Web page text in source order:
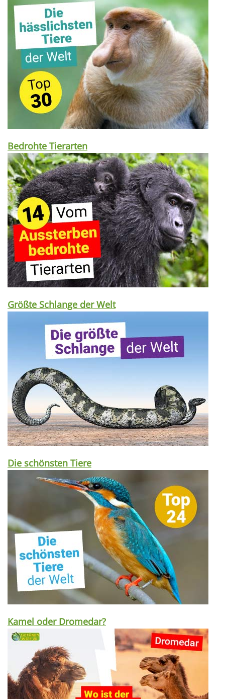
Bedrohte Tierarten
Größte Schlange der Welt
Die schönsten Tiere
Kamel oder Dromedar?